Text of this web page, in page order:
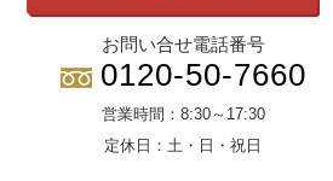
お問い合せ電話番号
0120-50-7660
営業時間： 8:30～17:30
定休日： 土・日・祝日